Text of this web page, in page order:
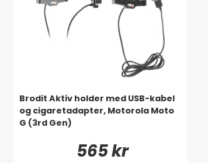
Brodit Aktiv holder med USB-kabel
og cigaretadapter, Motorola Moto
G (3rd Gen)
565 kr